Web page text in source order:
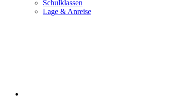
Schulklassen
Lage & Anreise